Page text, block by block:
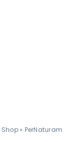
Shop» PerNaturam